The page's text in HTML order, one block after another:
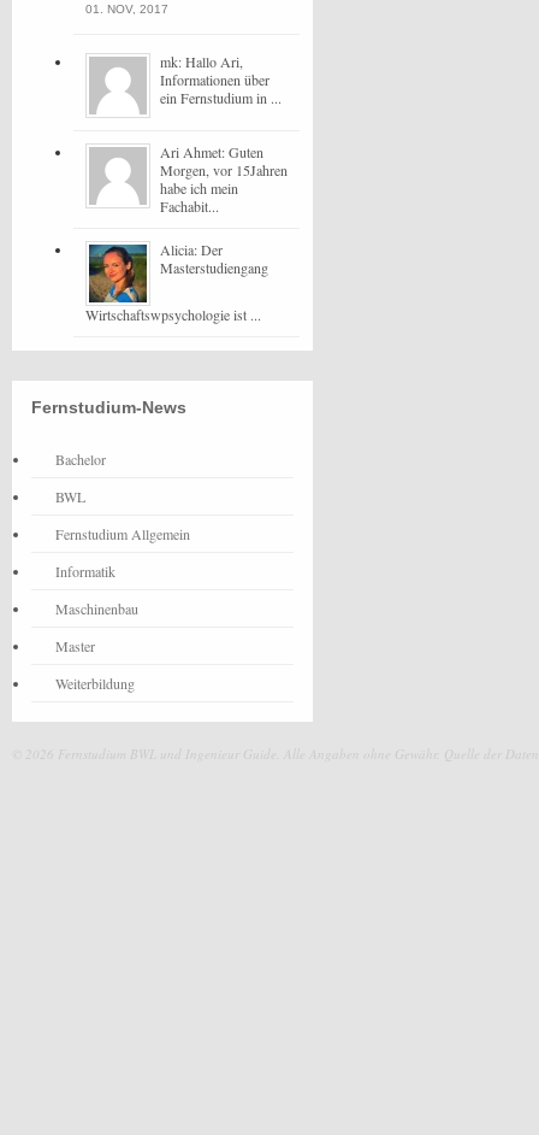
01. NOV, 2017
mk: Hallo Ari,
Informationen über
ein Fernstudium in ...
Ari Ahmet: Guten
Morgen, vor 15Jahren
habe ich mein
Fachabit...
Alicia: Der
Masterstudiengang
Wirtschaftswpsychologie ist ...
Fernstudium-News
Bachelor
BWL
Fernstudium Allgemein
Informatik
Maschinenbau
Master
Weiterbildung
© 2026 Fernstudium BWL und Ingenieur Guide. Alle Angaben ohne Gewähr. Quelle der